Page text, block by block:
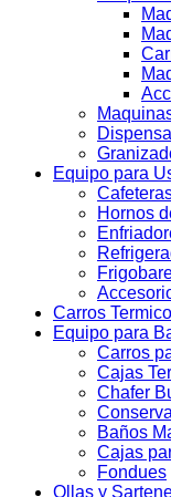
Equipo para
Hornos
Carros
Equipo para
Carros
Cajas
Chafer
Baños
Cajas
Fondues
Ollas y